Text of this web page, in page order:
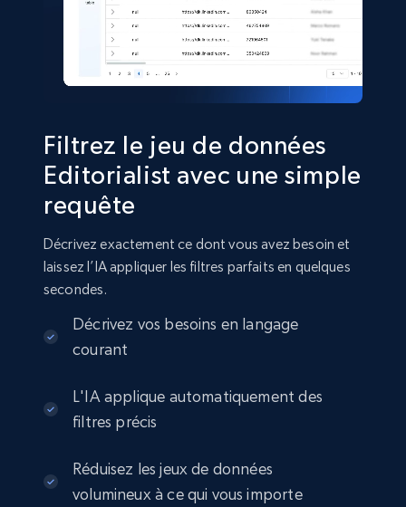
price, Currency, In stock, Color, Size, and more.
eCommerce
Amazon sellers info
info, Stars, Feedbacks, Return policy, and more.
eCommerce
2.5K+
URL, Product id, Title, Seller name, Seller rating,
Seller reviews, Breadcrumbs, Root category, and
Filtrez le jeu de données
Editorialist avec une simple
requête
Décrivez exactement ce dont vous avez besoin et
laissez l’IA appliquer les filtres parfaits en quelques
secondes.
Décrivez vos besoins en langage
courant
L'IA applique automatiquement des
filtres précis
Réduisez les jeux de données
volumineux à ce qui vous importe